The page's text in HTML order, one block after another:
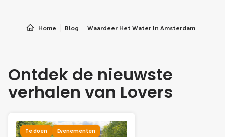
Home Blog Waardeer Het Water In Amsterdam
Ontdek de nieuwste
verhalen van Lovers
Te doen Evenementen